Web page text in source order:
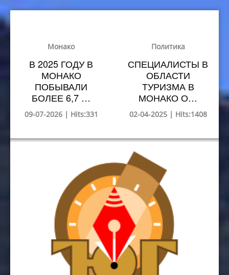
Монако
В 2025 ГОДУ В
МОНАКО
ПОБЫВАЛИ
БОЛЕЕ 6,7 …
09-07-2026 | Hits:331
Политика
СПЕЦИАЛИСТЫ В
ОБЛАСТИ
ТУРИЗМА В
МОНАКО О…
02-04-2025 | Hits:1408